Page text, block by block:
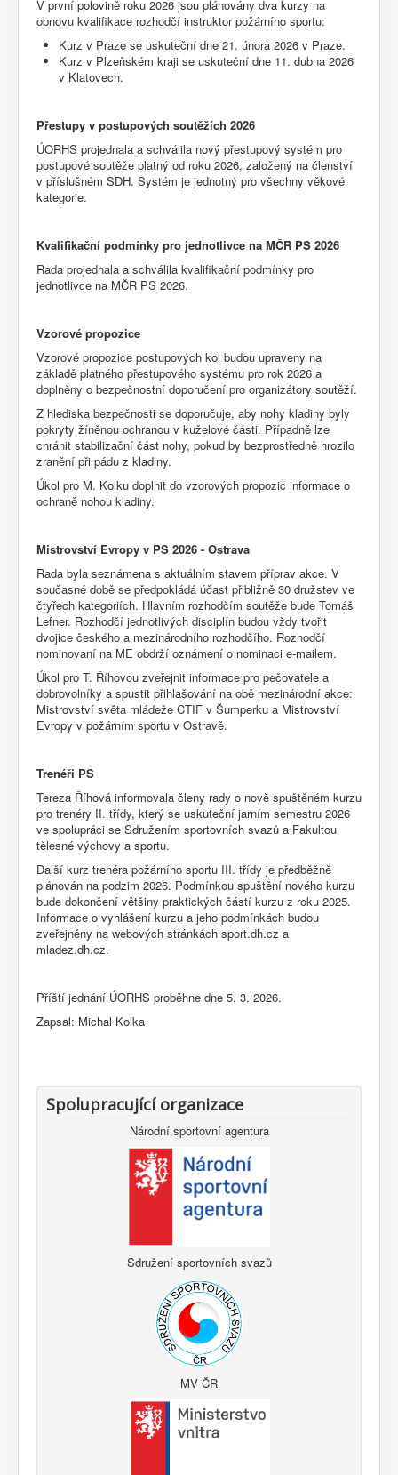
V první polovině roku 2026 jsou plánovány dva kurzy na
obnovu kvalifikace rozhodčí instruktor požárního sportu:
Kurz v Praze se uskuteční dne 21. února 2026 v Praze.
Kurz v Plzeňském kraji se uskuteční dne 11. dubna 2026
v Klatovech.
Přestupy v postupových soutěžích 2026
ÚORHS projednala a schválila nový přestupový systém pro
postupové soutěže platný od roku 2026, založený na členství
v příslušném SDH. Systém je jednotný pro všechny věkové
kategorie.
Kvalifikační podmínky pro jednotlivce na MČR PS 2026
Rada projednala a schválila kvalifikační podmínky pro
jednotlivce na MČR PS 2026.
Vzorové propozice
Vzorové propozice postupových kol budou upraveny na
základě platného přestupového systému pro rok 2026 a
doplněny o bezpečnostní doporučení pro organizátory soutěží.
Z hlediska bezpečnosti se doporučuje, aby nohy kladiny byly
pokryty žíněnou ochranou v kuželové části. Případně lze
chránit stabilizační část nohy, pokud by bezprostředně hrozilo
zranění při pádu z kladiny.
Úkol pro M. Kolku doplnit do vzorových propozic informace o
ochraně nohou kladiny.
Mistrovství Evropy v PS 2026 - Ostrava
Rada byla seznámena s aktuálním stavem příprav akce. V
současné době se předpokládá účast přibližně 30 družstev ve
čtyřech kategoriích. Hlavním rozhodčím soutěže bude Tomáš
Lefner. Rozhodčí jednotlivých disciplín budou vždy tvořit
dvojice českého a mezinárodního rozhodčího. Rozhodčí
nominovaní na ME obdrží oznámení o nominaci e-mailem.
Úkol pro T. Říhovou zveřejnit informace pro pečovatele a
dobrovolníky a spustit přihlašování na obě mezinárodní akce:
Mistrovství světa mládeže CTIF v Šumperku a Mistrovství
Evropy v požárním sportu v Ostravě.
Trenéři PS
Tereza Říhová informovala členy rady o nově spuštěném kurzu
pro trenéry II. třídy, který se uskuteční jarním semestru 2026
ve spolupráci se Sdružením sportovních svazů a Fakultou
tělesné výchovy a sportu.
Další kurz trenéra požárního sportu III. třídy je předběžně
plánován na podzim 2026. Podmínkou spuštění nového kurzu
bude dokončení většiny praktických částí kurzu z roku 2025.
Informace o vyhlášení kurzu a jeho podmínkách budou
zveřejněny na webových stránkách sport.dh.cz a
mladez.dh.cz.
Příští jednání ÚORHS proběhne dne 5. 3. 2026.
Zapsal: Michal Kolka
Spolupracující organizace
Národní sportovní agentura
Sdružení sportovních svazů
MV ČR